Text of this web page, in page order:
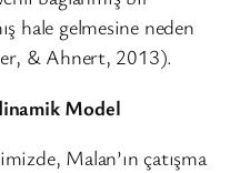
hale gelmesine neden
& Ahnert, 2013).
Model
Malan’ın çatışma